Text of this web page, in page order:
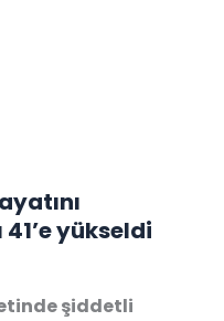
yükseldi
şiddetli